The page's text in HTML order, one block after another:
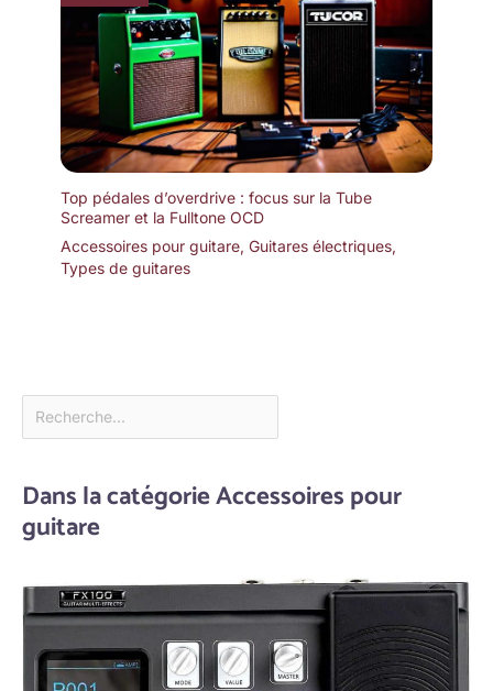
Top pédales d’overdrive : focus sur la Tube
Screamer et la Fulltone OCD
Accessoires pour guitare, Guitares électriques,
Types de guitares
Dans la catégorie Accessoires pour
guitare